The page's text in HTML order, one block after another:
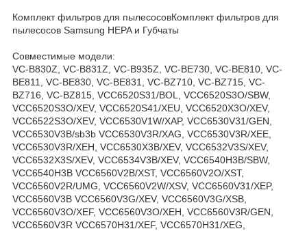
Комплект фильтров для пылесосовКомплект фильтров для
пылесосов Samsung HEPA и Губчаты
Совместимые модели:
VC-B830Z, VC-B831Z, VC-B935Z, VC-BE730, VC-BE810, VC-
BE811, VC-BE830, VC-BE831, VC-BZ710, VC-BZ715, VC-
BZ716, VC-BZ815, VCC6520S31/BOL, VCC6520S3O/SBW,
VCC6520S3O/XEV, VCC6520S41/XEU, VCC6520X3O/XEV,
VCC6522S3O/XEV, VCC6530V1W/XAP, VCC6530V31/GEN,
VCC6530V3B/sb3b VCC6530V3R/XAG, VCC6530V3R/XEE,
VCC6530V3R/XEH, VCC6530X3B/XEV, VCC6532V3S/XEV,
VCC6532X3S/XEV, VCC6534V3B/XEV, VCC6540H3B/SBW,
VCC6540H3B VCC6560V2B/XST, VCC6560V2O/XST,
VCC6560V2R/UMG, VCC6560V2W/XSV, VCC6560V31/XEP,
VCC6560V3B VCC6560V3G/XEV, VCC6560V3G/XSB,
VCC6560V3O/XEF, VCC6560V3O/XEH, VCC6560V3R/GEN,
VCC6560V3R VCC6570H31/XEF, VCC6570H31/XEG,